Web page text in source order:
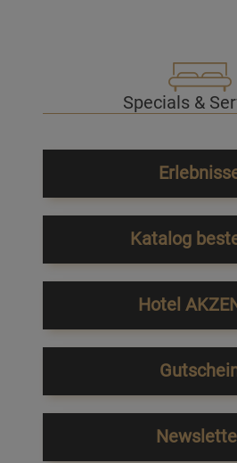
Specials &
Katalog
Hotel